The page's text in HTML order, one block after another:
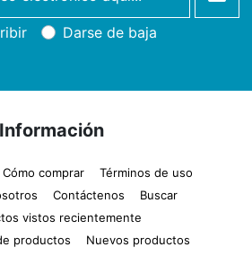
Darse de baja
Información
Cómo comprar
Términos de uso
Contáctenos
Buscar
vistos recientemente
productos
Nuevos productos